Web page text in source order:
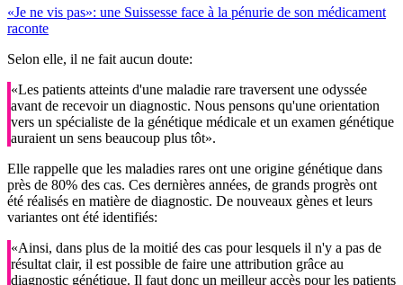
«Je ne vis pas»: une Suissesse face à la pénurie de son médicament
raconte
Selon elle, il ne fait aucun doute:
«Les patients atteints d'une maladie rare traversent une odyssée
avant de recevoir un diagnostic. Nous pensons qu'une orientation
vers un spécialiste de la génétique médicale et un examen génétique
auraient un sens beaucoup plus tôt».
Elle rappelle que les maladies rares ont une origine génétique dans
près de 80% des cas. Ces dernières années, de grands progrès ont
été réalisés en matière de diagnostic. De nouveaux gènes et leurs
variantes ont été identifiés:
«Ainsi, dans plus de la moitié des cas pour lesquels il n'y a pas de
résultat clair, il est possible de faire une attribution grâce au
diagnostic génétique. Il faut donc un meilleur accès pour les patients